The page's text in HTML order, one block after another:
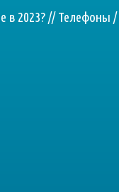
2023? // Телефоны